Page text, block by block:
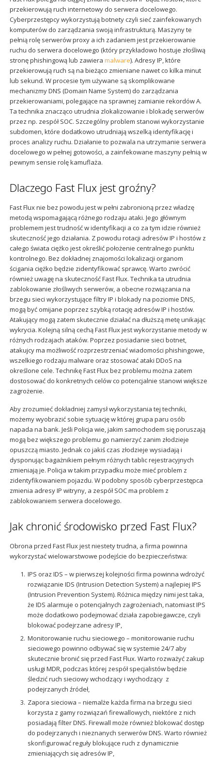
przekierowują ruch internetowy do serwera docelowego.
Cyberprzestępcy wykorzystują botnety czyli sieć zainfekowanych
komputerów do zarządzania swoją infrastrukturą. Maszyny te
pełnią rolę serwerów proxy a ich zadaniem jest przekierowanie
ruchu do serwera docelowego (który przykładowo hostuje złośliwą
stronę phishingową lub zawiera malware). Adresy IP, które
przekierowują ruch są na bieżąco zmieniane nawet co kilka minut
lub sekund. W procesie tym używane są skomplikowane
mechanizmy DNS (Domain Name System) do zarządzania
przekierowaniami, polegające na sprawnej zamianie rekordów A.
Ta technika znacząco utrudnia zlokalizowanie i blokadę serwerów
przez np. zespół SOC. Szczególny problem stanowi wykorzystanie
subdomen, które dodatkowo utrudniają wszelką identyfikację i
proces analizy ruchu. Działanie to pozwala na utrzymanie serwera
docelowego w pełnej gotowości, a zainfekowane maszyny pełnią w
pewnym sensie rolę kamuflaża.
Dlaczego Fast Flux jest groźny?
Fast Flux nie bez powodu jest w pełni zabronioną przez władzę
metodą wspomagającą różnego rodzaju ataki. Jego głównym
problemem jest trudność w identyfikacji a co za tym idzie również
skuteczność jego działania. Z powodu rotacji adresów IP i hostów z
całego świata ciężko jest określić położenie centralnego punktu
kontrolnego. Bez dokładnej znajomości lokalizacji organom
ścigania ciężko będzie zidentyfikować sprawcę. Warto zwrócić
również uwagę na skuteczność Fast Flux. Technika ta utrudnia
zablokowanie złośliwych serwerów, a obecne rozwiązania na
brzegu sieci wykorzystujące filtry IP i blokady na poziomie DNS,
mogą być omijane poprzez szybką rotację adresów IP i hostów.
Atakujący mogą zatem skutecznie działać na dłuższą metę unikając
wykrycia. Kolejną silną cechą Fast Flux jest wykorzystanie metody w
różnych rodzajach ataków. Poprzez posiadanie sieci botnet,
atakujcy ma możliwość rozprzestrzeniać wiadomości phishingowe,
wszelkiego rodzaju malware oraz stosować ataki DDoS na
określone cele. Technikę Fast Flux bez problemu można zatem
dostosować do konkretnych celów co potencjalnie stanowi większe
zagrożenie.
Aby zrozumieć dokładniej zamysł wykorzystania tej techniki,
możemy wyobrazić sobie sytuację w której grupa paru osób
napada na bank. Jeśli Policja wie, jakim samochodem się poruszają
mogą bez większego problemu go namierzyć zanim złodzieje
opuszczą miasto. Jednak co jakiś czas złodzieje wysiadają i
dysponując bagażnikiem pełnym różnych tablic rejestracyjnych
zmieniają je. Policja w takim przypadku może mieć problem z
zidentyfikowaniem pojazdu. W podobny sposób cyberprzestępca
zmienia adresy IP witryny, a zespół SOC ma problem z
zablokowaniem serwera docelowego.
Jak chronić środowisko przed Fast Flux?
Obrona przed Fast Flux jest niestety trudna, a firma powinna
wykorzystać wielowarstwowe podejście do bezpieczeństwa:
IPS oraz IDS – w pierwszej kolejności firma powinna wdrożyć
rozwiązanie IDS (Intrusion Detection System) a najlepiej IPS
(Intrusion Prevention System). Różnica między nimi jest taka,
że IDS alarmuje o potencjalnych zagrożeniach, natomiast IPS
może dodatkowo podejmować działa zapobiegawcze, czyli
blokować podejrzane adresy IP,
Monitorowanie ruchu sieciowego – monitorowanie ruchu
sieciowego powinno odbywać się w systemie 24/7 aby
skutecznie bronić się przed Fast Flux. Warto rozważyć zakup
usługi MDR, podczas której zespół specjalistów będzie
śledzić ruch sieciowy wchodzący i wychodzący z
podejrzanych źródeł,
Zapora sieciowa – niemalże każda firma na brzegu sieci
korzysta z gamy rozwiązań firewallowych, niektóre z nich
posiadają filter DNS. Firewall może również blokować dostęp
do podejrzanych i nieznanych serwerów DNS. Warto również
skonfigurować reguły blokujące ruch z dynamicznie
zmieniających się adresów IP,